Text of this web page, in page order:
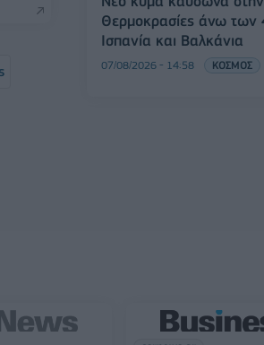
Θερμοκρασίες άνω των
Ισπανία και Βαλκάνια
07/08/2026 - 14:58 ΚΟΣΜΟΣ